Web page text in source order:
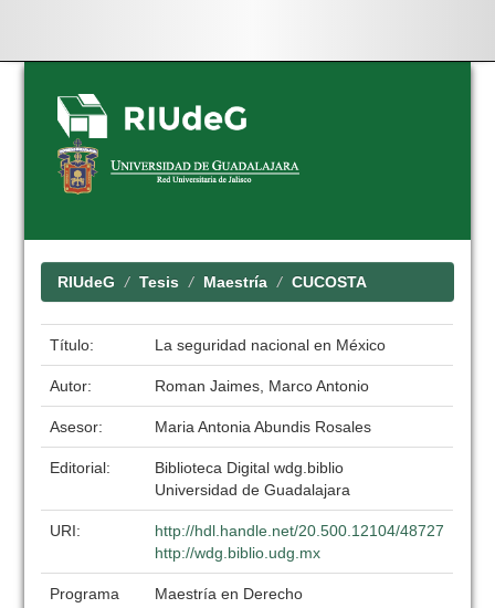
Skip
navigation
RIUdeG Tesis Maestría CUCOSTA
Título: La seguridad nacional en México
Autor: Roman Jaimes, Marco Antonio
Asesor: Maria Antonia Abundis Rosales
Editorial:
Biblioteca Digital wdg.biblio
Universidad de Guadalajara
URI:
http://hdl.handle.net/20.500.12104/48727
http://wdg.biblio.udg.mx
Programa
Maestría en Derecho